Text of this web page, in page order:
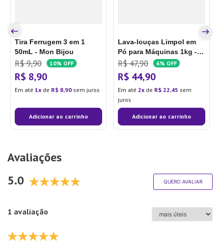
Tira Ferrugem 3 em 1
50mL - Mon Bijou
R$ 9,90 10% OFF
R$ 8,90
Em até 1 de R$ 8,90 sem juros
Adicionar ao carrinho
Lava-louças Limpol em
Pó para Máquinas 1kg -
Bombril
R$ 47,90 6% OFF
R$ 44,90
Em até 2 de R$ 22,45 sem
juros
Adicionar ao carrinho
Avaliações
5.0
QUERO AVALIAR
1 avaliação